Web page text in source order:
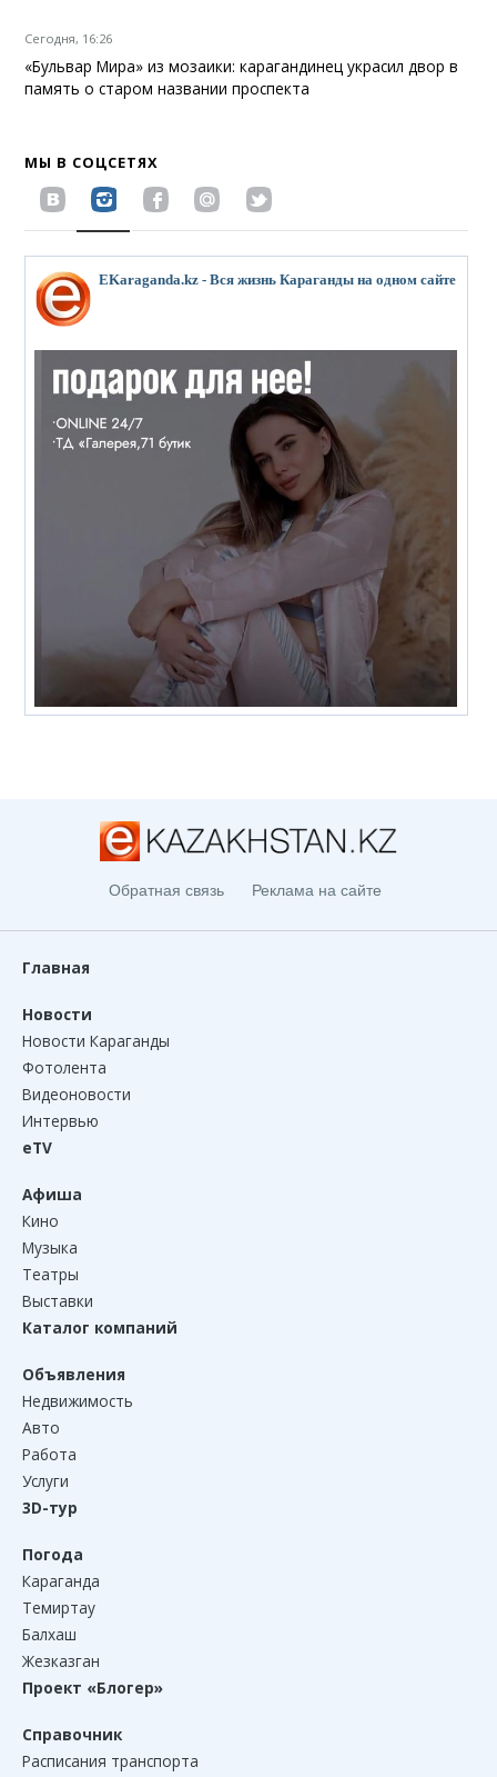
Сегодня, 16:26
«Бульвар Мира» из мозаики: карагандинец украсил двор в
память о старом названии проспекта
МЫ В СОЦСЕТЯХ
EKaraganda.kz - Вся жизнь Караганды на одном сайте
Обратная связь Реклама на сайте
Главная
Новости
Новости Караганды
Фотолента
Видеоновости
Интервью
eTV
Афиша
Кино
Музыка
Театры
Выставки
Каталог компаний
Объявления
Недвижимость
Авто
Работа
Услуги
3D-тур
Погода
Караганда
Темиртау
Балхаш
Жезказган
Проект «Блогер»
Справочник
Расписания транспорта